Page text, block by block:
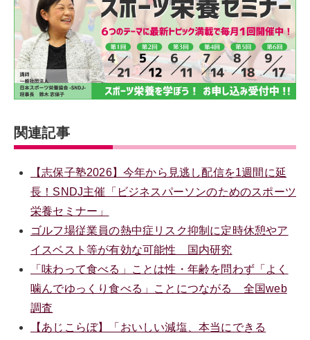
関連記事
【志保子塾2026】今年から見逃し配信を1週間に延
長！SNDJ主催「ビジネスパーソンのためのスポーツ
栄養セミナー」
ゴルフ場従業員の熱中症リスク抑制に定時休憩やア
イスベスト等が有効な可能性 国内研究
「味わって食べる」ことは性・年齢を問わず「よく
噛んでゆっくり食べる」ことにつながる 全国web
調査
【あじこらぼ】「おいしい減塩、本当にできる